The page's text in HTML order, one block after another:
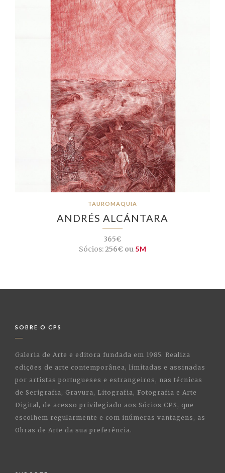
TAUROMAQUIA
ANDRÉS ALCÁNTARA
365€
Sócios:256€ ou 5M
SOBRE O CPS
Galeria de Arte e editora fundada em 1985. Realiza
edições de arte contemporânea, limitadas e assinadas
por artistas portugueses e estrangeiros, nas técnicas
de Serigrafia, Gravura, Litografia, Fotografia e Arte
Digital, de acesso privilegiado aos Sócios CPS, que
escolhem regularmente e com inúmeras vantagens, as
Obras de Arte da sua preferência.